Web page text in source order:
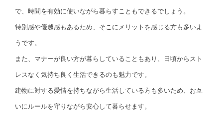
で、時間を有効に使いながら暮らすこともできるでしょう。
特別感や優越感もあるため、そこにメリットを感じる方も多いよ
うです。
また、マナーが良い方が暮らしていることもあり、日頃からスト
レスなく気持ち良く生活できるのも魅力です。
建物に対する愛情を持ちながら生活している方も多いため、お互
いにルールを守りながら安心して暮らせます。